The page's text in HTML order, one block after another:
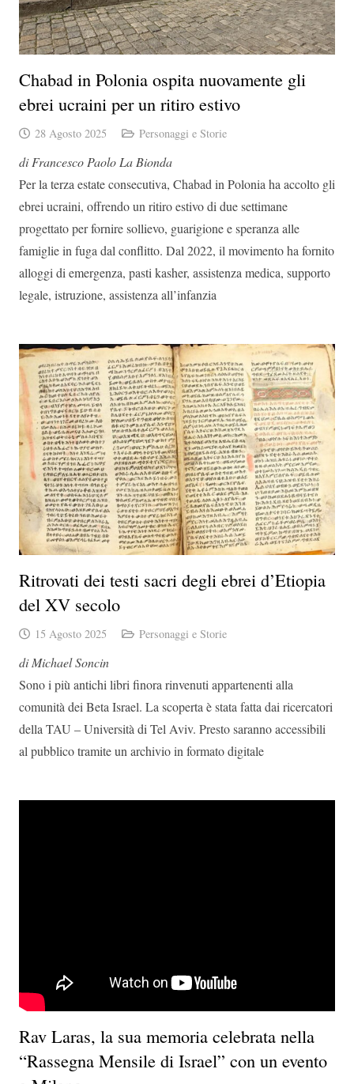
Chabad in Polonia ospita nuovamente gli
ebrei ucraini per un ritiro estivo
28 Agosto 2025 Personaggi e Storie
di Francesco Paolo La Bionda
Per la terza estate consecutiva, Chabad in Polonia ha accolto gli
ebrei ucraini, offrendo un ritiro estivo di due settimane
progettato per fornire sollievo, guarigione e speranza alle
famiglie in fuga dal conflitto. Dal 2022, il movimento ha fornito
alloggi di emergenza, pasti kasher, assistenza medica, supporto
legale, istruzione, assistenza all’infanzia
Ritrovati dei testi sacri degli ebrei d’Etiopia
del XV secolo
15 Agosto 2025 Personaggi e Storie
di Michael Soncin
Sono i più antichi libri finora rinvenuti appartenenti alla
comunità dei Beta Israel. La scoperta è stata fatta dai ricercatori
della TAU – Università di Tel Aviv. Presto saranno accessibili
al pubblico tramite un archivio in formato digitale
Rav Laras, la sua memoria celebrata nella
“Rassegna Mensile di Israel” con un evento